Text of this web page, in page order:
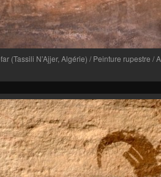
(Tassili N’Ajjer, Algérie) / Peinture rupestre /